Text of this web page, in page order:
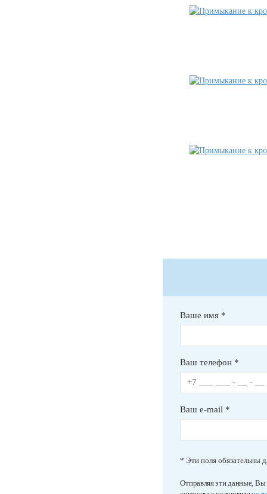
Ваше имя *
Ваш телефон *
Ваш e-mail *
* Эти поля обязательны
Отправляя эти данные, Вы